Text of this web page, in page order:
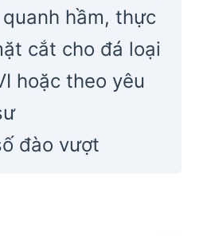
hầm, thực
cắt cho đá loại
hoặc theo yêu
đào vượt